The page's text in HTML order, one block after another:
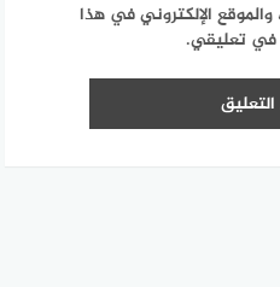
الإلكتروني في هذا
في تعليقي.